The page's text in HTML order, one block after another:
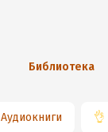
Библиотека
Аудиокниги 👌